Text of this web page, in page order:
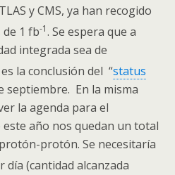
yCMS, ya han recogido
1 fb-1. Se espera que a
integrada sea de
es la conclusión del “status
septiembre. En la misma
la agenda para el
año nos quedan un total
protón. Se necesitaría
día (cantidad alcanzada